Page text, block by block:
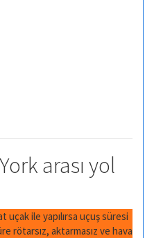
arası yol
uçak ile yapılırsa uçuş süresi
rötarsız, aktarmasız ve hava